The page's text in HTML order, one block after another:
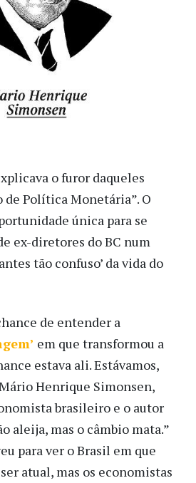
o furor daqueles
de Política Monetária”. O
única para se
ex-diretores do BC num
tão confuso’ da vida do
de entender a
em que transformou a
estava ali. Estávamos,
Henrique Simonsen,
brasileiro e o autor
aleija, mas o câmbio mata.”
para ver o Brasil em que
atual, mas os economistas